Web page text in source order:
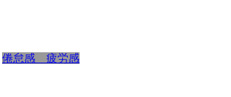
倦怠感 疲労感